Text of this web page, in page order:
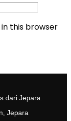
this browser
dari Jepara.
Jepara